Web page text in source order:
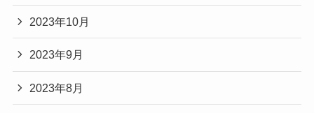
2023年10月
2023年9月
2023年8月